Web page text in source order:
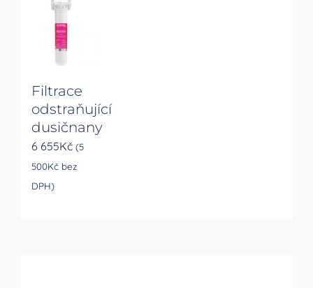
Filtrace
odstraňující
dusičnany
6 655Kč (5
500Kčbez
DPH)